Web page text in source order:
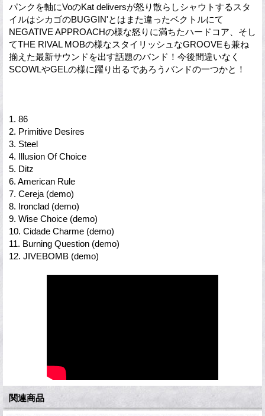
パンクを軸にVoのKat deliversが怒り散らしシャウトするスタ
イルはシカゴのBUGGIN'とはまた違ったベクトルにて
NEGATIVE APPROACHの様な怒りに満ちたハードコア、そし
てTHE RIVAL MOBの様なスタイリッシュなGROOVEも兼ね
揃えた最新サウンドを出す話題のバンド！今後間違いなく
SCOWLやGELの様に躍り出るであろうバンドの一つかと！
1. 86
2. Primitive Desires
3. Steel
4. Illusion Of Choice
5. Ditz
6. American Rule
7. Cereja (demo)
8. Ironclad (demo)
9. Wise Choice (demo)
10. Cidade Charme (demo)
11. Burning Question (demo)
12. JIVEBOMB (demo)
関連商品